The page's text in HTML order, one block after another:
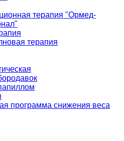
терапия "Ормед-
терапия
программа снижения веса